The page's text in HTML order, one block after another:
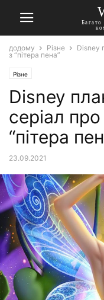
Багато
додому Різне
Disney
з “пітера пена”
Різне
Disney
серіал
“пітера
23.09.2021